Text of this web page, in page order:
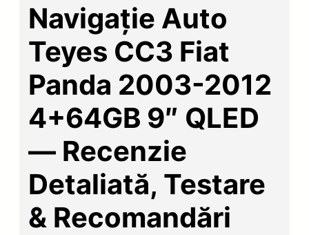
Navigație Auto
Teyes CC3 Fiat
Panda 2003-2012
4+64GB 9″ QLED
— Recenzie
Detaliată, Testare
& Recomandări